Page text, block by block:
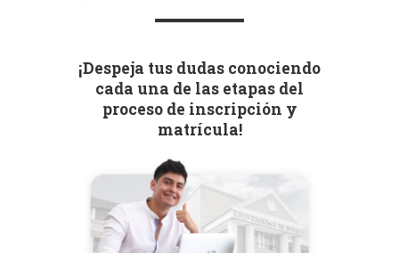
¡Despeja tus dudas conociendo
cada una de las etapas del
proceso de inscripción y
matrícula!